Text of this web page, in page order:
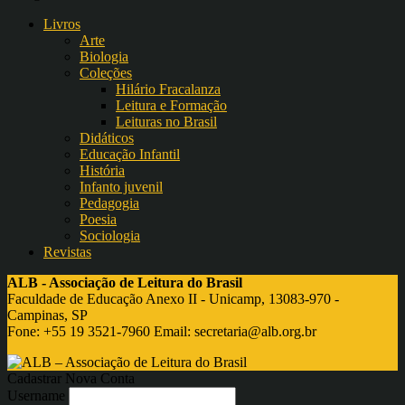
Livros
Arte
Biologia
Coleções
Hilário Fracalanza
Leitura e Formação
Leituras no Brasil
Didáticos
Educação Infantil
História
Infanto juvenil
Pedagogia
Poesia
Sociologia
Revistas
ALB - Associação de Leitura do Brasil
Faculdade de Educação Anexo II - Unicamp, 13083-970 -
Campinas, SP
Fone: +55 19 3521-7960 Email: secretaria@alb.org.br
Cadastrar Nova Conta
Username